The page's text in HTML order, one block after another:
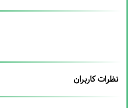
نظرات کاربران